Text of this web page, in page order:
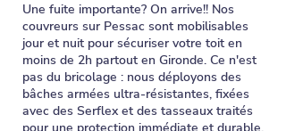
Une fuite importante? On arrive!! Nos
couvreurs sur Pessac sont mobilisables
jour et nuit pour sécuriser votre toit en
moins de 2h partout en Gironde. Ce n'est
pas du bricolage : nous déployons des
bâches armées ultra-résistantes, fixées
avec des Serflex et des tasseaux traités